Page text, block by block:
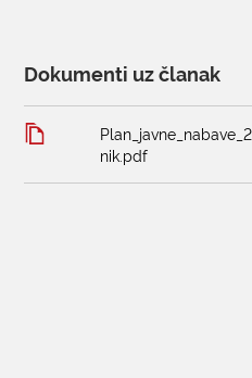
Dokumenti uz članak
nik.pdf